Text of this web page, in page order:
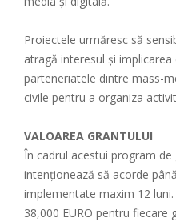
Proiectele urmăresc să
atragă interesul și
parteneriatele dintre mass-
civile pentru a organiza
VALOAREA GRANTULUI
În cadrul acestui program
intenționează să acorde
implementate maxim 12
38,000 EURO pentru fiecare